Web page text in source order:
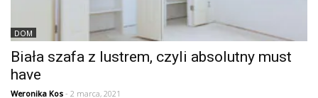
DOM
Biała szafa z lustrem, czyli absolutny must
have
Weronika Kos - 2 marca, 2021